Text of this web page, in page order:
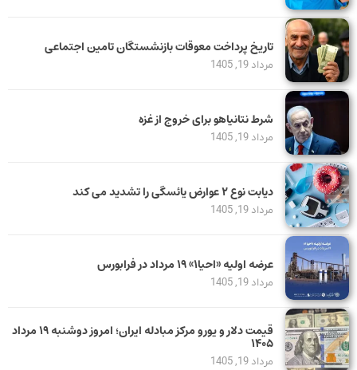
تاریخ پرداخت معوقات بازنشستگان تامین اجتماعی
مرداد 19, 1405
شرط نتانیاهو برای خروج از غزه
مرداد 19, 1405
دیابت نوع ۲ عوارض یائسگی را تشدید می کند
مرداد 19, 1405
عرضه اولیه «احیا۱» ۱۹ مرداد در فرابورس
مرداد 19, 1405
قیمت دلار و یورو مرکز مبادله ایران؛ امروز دوشنبه ۱۹ مرداد
۱۴۰۵
مرداد 19, 1405